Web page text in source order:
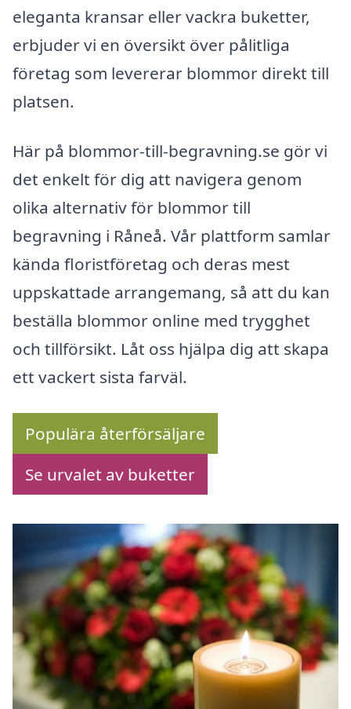
eleganta kransar eller vackra buketter,
erbjuder vi en översikt över pålitliga
företag som levererar blommor direkt till
platsen.
Här på blommor-till-begravning.se gör vi
det enkelt för dig att navigera genom
olika alternativ för blommor till
begravning i Råneå. Vår plattform samlar
kända floristföretag och deras mest
uppskattade arrangemang, så att du kan
beställa blommor online med trygghet
och tillförsikt. Låt oss hjälpa dig att skapa
ett vackert sista farväl.
Populära återförsäljare
Se urvalet av buketter